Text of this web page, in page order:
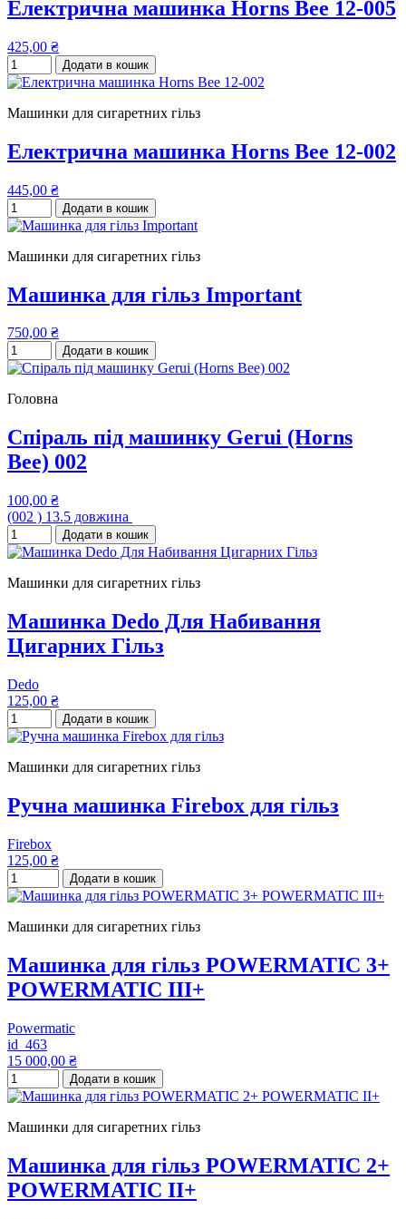
Електрична машинка Horns Bee 12-005
425,00 ₴
Додати в кошик
Машинки для сигаретних гільз
Електрична машинка Horns Bee 12-002
445,00 ₴
Додати в кошик
Машинки для сигаретних гільз
Машинка для гільз Important
750,00 ₴
Додати в кошик
Головна
Спіраль під машинку Gerui (Horns
Bee) 002
100,00 ₴
(002 ) 13.5 довжина
Додати в кошик
Машинки для сигаретних гільз
Машинка Dedo Для Набивання
Цигарних Гільз
Dedo
125,00 ₴
Додати в кошик
Машинки для сигаретних гільз
Ручна машинка Firebox для гільз
Firebox
125,00 ₴
Додати в кошик
Машинки для сигаретних гільз
Машинка для гільз POWERMATIC 3+
POWERMATIC III+
Powermatic
id_463
15 000,00 ₴
Додати в кошик
Машинки для сигаретних гільз
Машинка для гільз POWERMATIC 2+
POWERMATIC II+